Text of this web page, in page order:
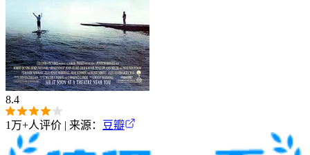
8.4
1万+人评价 | 来源： 豆瓣